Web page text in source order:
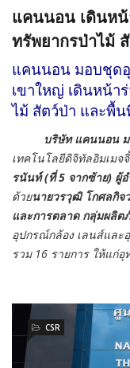
แคนนอน เดินห
ทรัพยากรป่าไม้
แคนนอน มอบชุด
เขาใหญ่ เดินหน้า
ไม้ สัตว์ป่า และพื้
บริษัท แคนนอน ม
เทคโนโลยีดิจิทัลอิมเมจ
รนันท์ (ที่5 จากซ้าย) ผู้
ด้วยนายวรวุฒิ โกศลกิจ
และการตลาด กลุ่มผลิ
อุปกรณ์กล้อง เลนส์และ
รวม 16 รายการ ให้แก่
CSR